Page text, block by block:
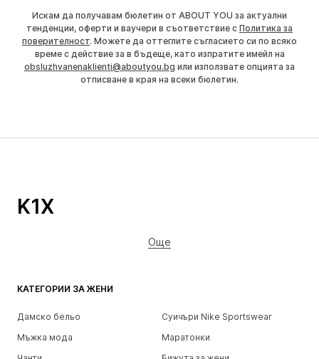
Искам да получавам бюлетин от ABOUT YOU за актуални
тенденции, оферти и ваучери в съответствие с Политика за
поверителност. Можете да оттеглите съгласието си по всяко
време с действие за в бъдеще, като изпратите имейл на
obsluzhvanenaklienti@aboutyou.bg или използвате опцията за
отписване в края на всеки бюлетин.
КАТЕГОРИИ ЗА ЖЕНИ
Дамско бельо
Суичъри Nike Sportswear
Мъжка мода
Маратонки
K1X
Още